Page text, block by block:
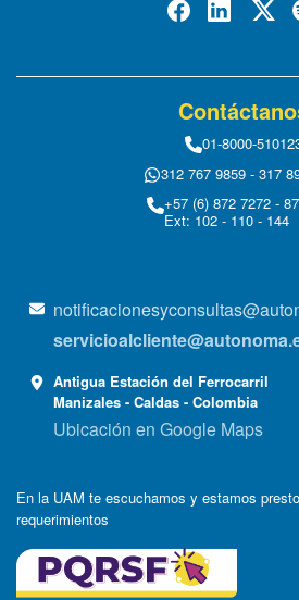
01-8000-
312 767 9859 - 317
+57 (6) 872 7272 -
Ext: 102 - 110 - 144
Antigua Estación del Ferrocarril
Manizales - Caldas - Colombia
Ubicación en Google Maps
En la UAM te escuchamos y estamos
requerimientos